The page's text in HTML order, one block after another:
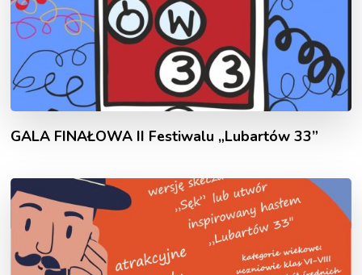
GALA FINAŁOWA II Festiwalu „Lubartów 33”